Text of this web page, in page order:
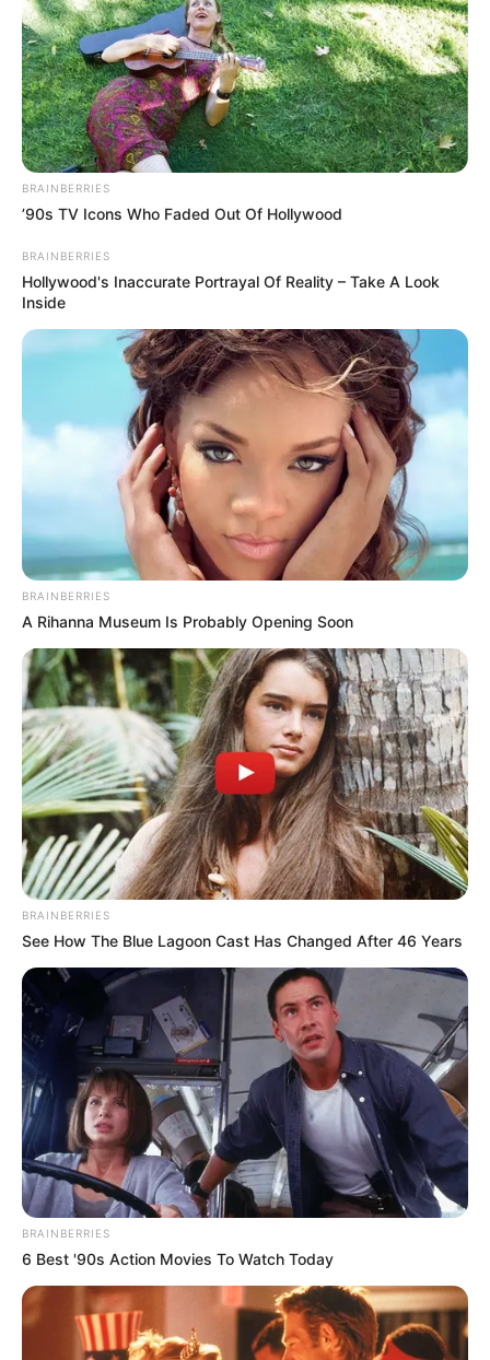
BRAINBERRIES
’90s TV Icons Who Faded Out Of Hollywood
BRAINBERRIES
Hollywood's Inaccurate Portrayal Of Reality – Take A Look
Inside
BRAINBERRIES
A Rihanna Museum Is Probably Opening Soon
BRAINBERRIES
See How The Blue Lagoon Cast Has Changed After 46 Years
BRAINBERRIES
6 Best '90s Action Movies To Watch Today